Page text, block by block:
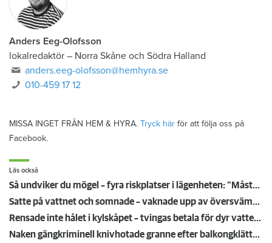
Anders Eeg-Olofsson
lokalredaktör – Norra Skåne och Södra Halland
anders.eeg-olofsson@hemhyra.se
010-459 17 12
MISSA INGET FRÅN HEM & HYRA. Tryck här för att följa oss på
Facebook.
Läs också
Så undviker du mögel – fyra riskplatser i lägenheten: ”Måste städa bort”
Satte på vattnet och somnade – vaknade upp av översvämning hos grannen
Rensade inte hålet i kylskåpet – tvingas betala för dyr vattenskada
Naken gängkriminell knivhotade granne efter balkongklättring